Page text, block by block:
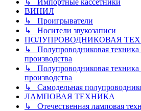
↳ Импортные кассетники
ВИНИЛ
↳ Проигрыватели
↳ Носители звукозаписи
ПОЛУПРОВОДНИКОВАЯ
↳ Полупроводниковая техника
производства
↳ Полупроводниковая техника
производства
↳ Самодельная
ЛАМПОВАЯ ТЕХНИКА
↳ Отечественная ламповая